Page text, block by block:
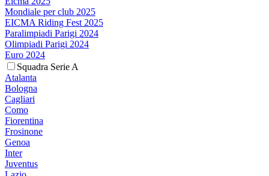
Mondiale per club 2025
EICMA Riding Fest 2025
Paralimpiadi Parigi 2024
Olimpiadi Parigi 2024
Euro 2024
Squadra Serie A
Atalanta
Bologna
Cagliari
Como
Fiorentina
Frosinone
Genoa
Inter
Juventus